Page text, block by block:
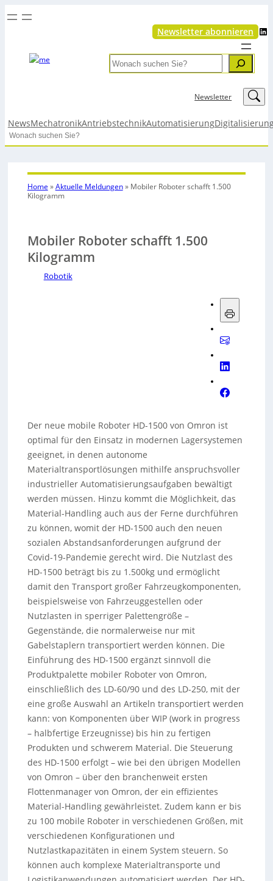
Newsletter abonnieren LinkedIn
Search
Newsletter LinkedIn
NewsMechatronikAntriebstechnikAutomatisierung
Search
Home »Aktuelle Meldungen» Mobiler Roboter schafft 1.500
Kilogramm
Mobiler Roboter schafft 1.500
Kilogramm
Robotik
Der neue mobile Roboter HD-1500 von Omron ist
optimal für den Einsatz in modernen Lagersystemen
geeignet, in denen autonome
Materialtransportlösungen mithilfe anspruchsvoller
industrieller Automatisierungsaufgaben bewältigt
werden müssen. Hinzu kommt die Möglichkeit, das
Material-Handling auch aus der Ferne durchführen
zu können, womit der HD-1500 auch den neuen
sozialen Abstandsanforderungen aufgrund der
Covid-19-Pandemie gerecht wird. Die Nutzlast des
HD-1500 beträgt bis zu 1.500kg und ermöglicht
damit den Transport großer Fahrzeugkomponenten,
beispielsweise von Fahrzeuggestellen oder
Nutzlasten in sperriger Palettengröße –
Gegenstände, die normalerweise nur mit
Gabelstaplern transportiert werden können. Die
Einführung des HD-1500 ergänzt sinnvoll die
Produktpalette mobiler Roboter von Omron,
einschließlich des LD-60/90 und des LD-250, mit der
eine große Auswahl an Artikeln transportiert werden
kann: von Komponenten über WIP (work in progress
– halbfertige Erzeugnisse) bis hin zu fertigen
Produkten und schwerem Material. Die Steuerung
des HD-1500 erfolgt – wie bei den übrigen Modellen
von Omron – über den branchenweit ersten
Flottenmanager von Omron, der ein effizientes
Material-Handling gewährleistet. Zudem kann er bis
zu 100 mobile Roboter in verschiedenen Größen, mit
verschiedenen Konfigurationen und
Nutzlastkapazitäten in einem System steuern. So
können auch komplexe Materialtransporte und